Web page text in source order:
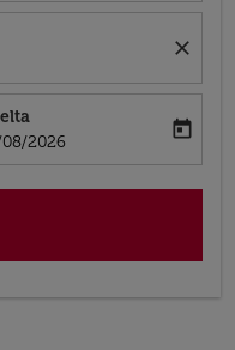
close
return-date-aria-label
2026
today